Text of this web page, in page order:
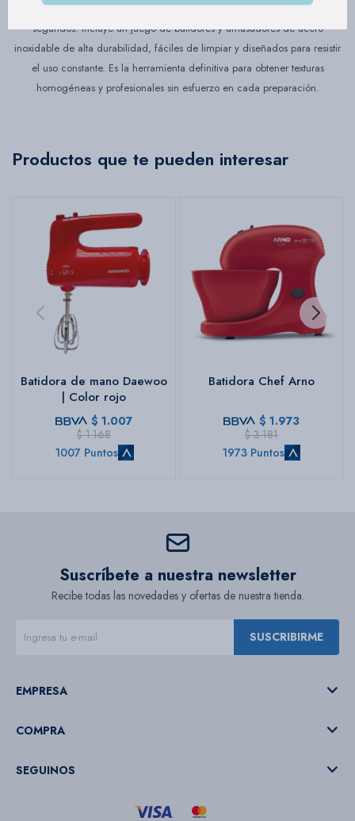
suave hasta un batido intenso para lograr el punto nieve perfecto en
segundos. Incluye un juego de batidores y amasadores de acero
inoxidable de alta durabilidad, fáciles de limpiar y diseñados para resistir
el uso constante. Es la herramienta definitiva para obtener texturas
homogéneas y profesionales sin esfuerzo en cada preparación.
Productos que te pueden interesar
Batidora de mano Daewoo
| Color rojo
$ 1.007
$ 1.168
1007 Puntos
Batidora Chef Arno
$ 1.973
$ 3.181
1973 Puntos
Suscríbete a nuestra newsletter
Recibe todas las novedades y ofertas de nuestra tienda.
SUSCRIBIRME
EMPRESA
COMPRA
SEGUINOS